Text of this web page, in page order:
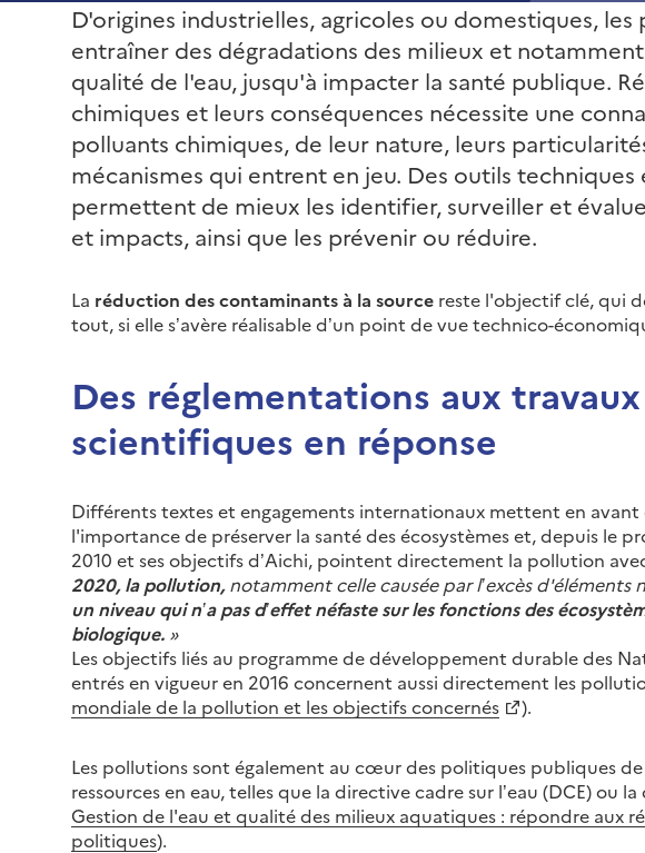
D'origines industrielles, agricoles ou domestiques,
entraîner des dégradations des milieux et
qualité de l'eau, jusqu'à impacter la santé publique.
chimiques et leurs conséquences nécessite une
polluants chimiques, de leur nature, leurs
mécanismes qui entrent en jeu. Des outils techniques
permettent de mieux les identifier, surveiller et
et impacts, ainsi que les prévenir ou réduire.
La réduction des contaminants à la source reste l'objectif clé, qui
tout, si elle s’avère réalisable d’un point de vue technico-
Des réglementations aux travaux
scientifiques en réponse
Différents textes et engagements internationaux mettent en avant
l'importance de préserver la santé des écosystèmes et, depuis le
2010 et ses objectifs d’Aichi, pointent directement la pollution
2020, la pollution,notamment celle causée par l’excès d'éléments
un niveau qui n’a pas d’effet néfaste sur les fonctions des
biologique.
Les objectifs liés au programme de développement durable des
entrés en vigueur en 2016 concernent aussi directement les
mondiale de la pollution et les objectifs concernés
).
Les pollutions sont également au cœur des politiques publiques
ressources en eau, telles que la directive cadre sur l’eau (DCE) ou
Gestion de l'eau et qualité des milieux aquatiques : répondre aux
politiques).